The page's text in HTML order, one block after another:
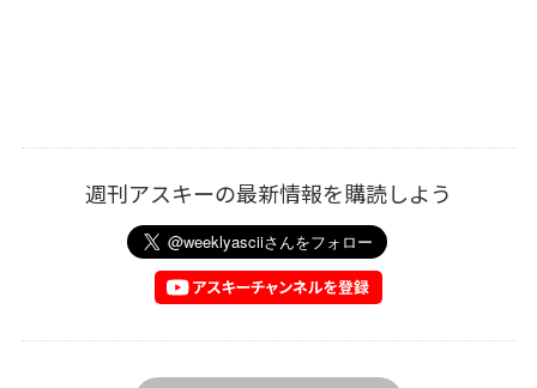
週刊アスキーの最新情報を購読しよう